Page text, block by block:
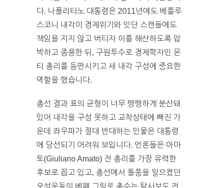
다. 나폴리타노 대통령은 2011년에도 베를루
스코니 내각이 경제위기와 잇단 스캔들에도
책임을 지지 않고 버티자 이를 해산하도록 압
박하고 종용한 뒤, 구원투수로 경제학자인 몬
티 총리를 등판시키고 새 내각 구성에 중요한
역할을 했습니다.
총선 결과 표의 균형이 너무 팽팽하게 분산돼
있어 내각을 구성 못하고 교착상태에 빠진 가
운데 좌우파가 절대 반대하는 인물은 대통령
에 당선되기 어려워 보입니다. 언론들은 아마
토(Giuliano Amato) 전 총리를 가장 유력한
후보로 꼽고 있고, 총선에서 돌풍을 일으켰던
오성운동의 베페 그릴로 총수는 탐사보도 전